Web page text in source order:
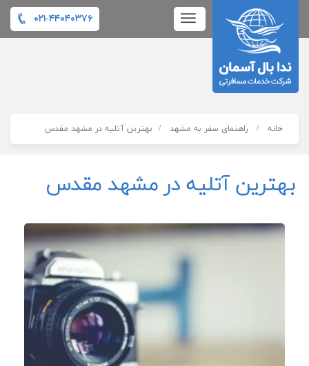
۰۲۱-۴۴۰۴۰۳۷۶
خانه راهنمای سفر به مشهد بهترین آتلیه در مشهد مقدس
بهترین آتلیه در مشهد مقدس